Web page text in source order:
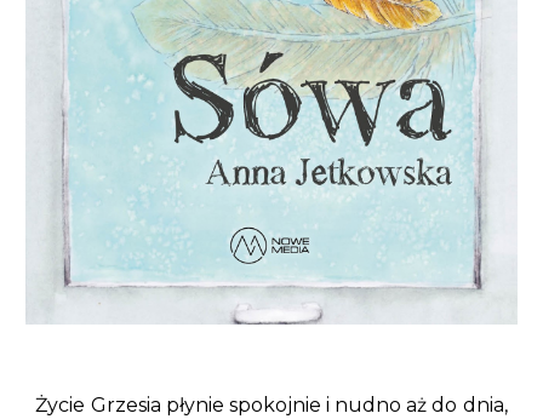
Życie Grzesia płynie spokojnie i nudno aż do dnia,